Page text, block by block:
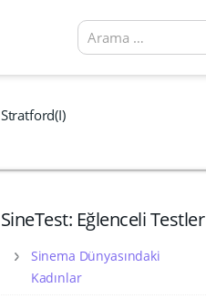
Arama sonuçları:
Stratford(I)
SineTest: Eğlenceli Testler
Sinema Dünyasındaki
Kadınlar